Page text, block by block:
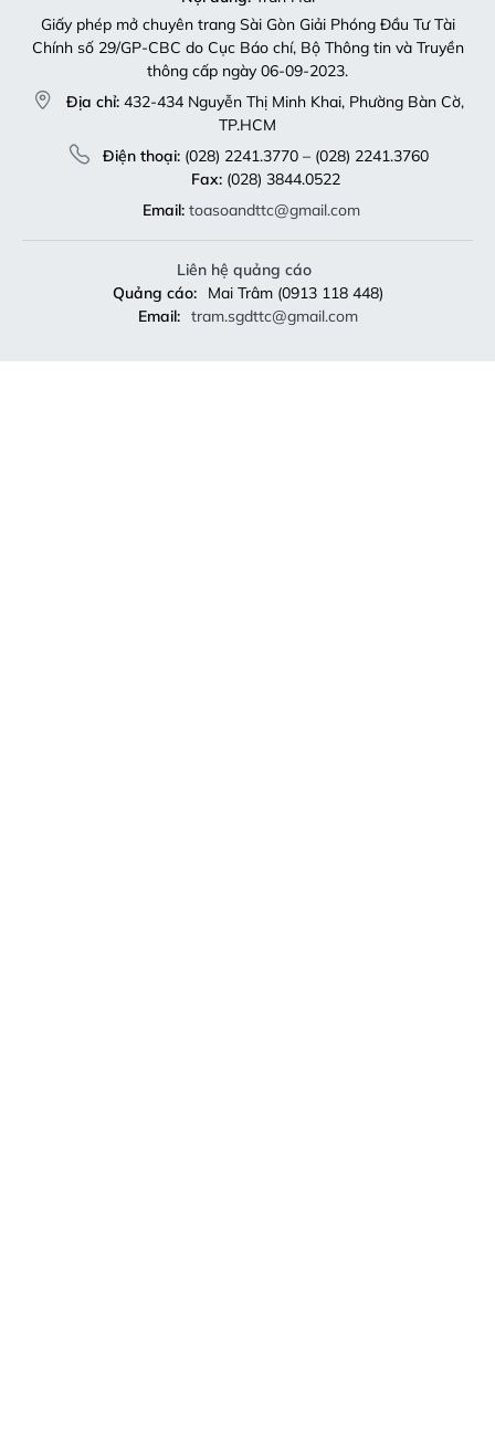
Giấy phép mở chuyên trang Sài Gòn Giải Phóng Đầu Tư Tài
Chính số 29/GP-CBC do Cục Báo chí, Bộ Thông tin và Truyền
thông cấp ngày 06-09-2023.
Địa chỉ: 432-434 Nguyễn Thị Minh Khai, Phường Bàn Cờ,
TP.HCM
Điện thoại:(028) 2241.3770 – (028) 2241.3760
Fax:(028) 3844.0522
Email: toasoandttc@gmail.com
Liên hệ quảng cáo
Quảng cáo:
Mai Trâm (0913 118 448)
Email: tram.sgdttc@gmail.com